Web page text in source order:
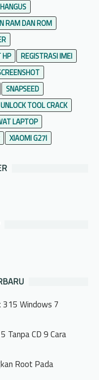
RAM DAN ROM
HP
REGISTRASI IMEI
SNAPSEED
UNLOCK TOOL CRACK
LAPTOP
XIAOMI G27I
315 Windows 7
Tanpa CD 9 Cara
Root Pada